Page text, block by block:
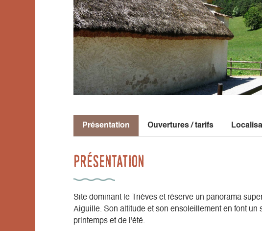
Présentation Ouvertures / tarifs
Présentation
Site dominant le Trièves et réserve un panorama
Aiguille. Son altitude et son ensoleillement en font un
printemps et de l'été.